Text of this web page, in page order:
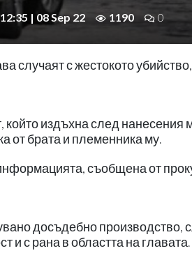
12:35 | 08 Sep 22 1190 0
случаят с жестокото
който издъхна след нанесения
от брата и племенника му.
съобщена от
досъдебно производство,
и с рана в областта на главата.